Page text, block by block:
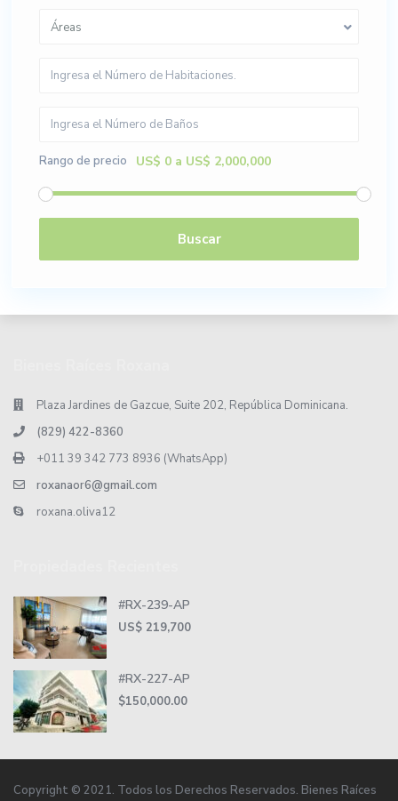
Áreas
Rango de precio US$ 0 a US$ 2,000,000
Buscar
Plaza Jardines de Gazcue, Suite 202, República Dominicana.
(829) 422-8360
+011 39 342 773 8936 (WhatsApp)
roxanaor6@gmail.com
roxana.oliva12
#RX-239-AP
US$ 219,700
#RX-227-AP
$150,000.00
Copyright © 2021. Todos los Derechos Reservados. Bienes Raíces